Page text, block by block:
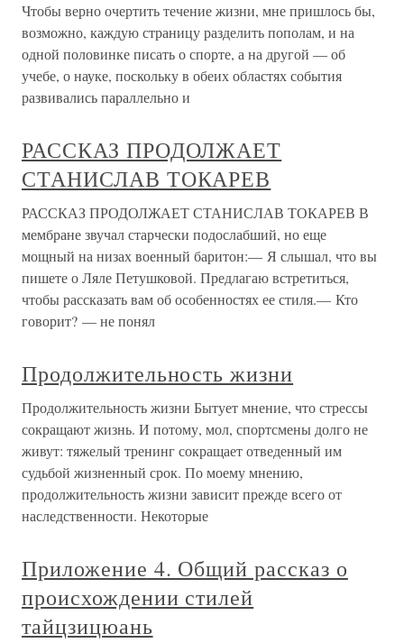
Чтобы верно очертить течение жизни, мне пришлось бы,
возможно, каждую страницу разделить пополам, и на
одной половинке писать о спорте, а на другой — об
учебе, о науке, поскольку в обеих областях события
развивались параллельно и
РАССКАЗ ПРОДОЛЖАЕТ
СТАНИСЛАВ ТОКАРЕВ
РАССКАЗ ПРОДОЛЖАЕТ СТАНИСЛАВ ТОКАРЕВ В
мембране звучал старчески подослабший, но еще
мощный на низах военный баритон:— Я слышал, что вы
пишете о Ляле Петушковой. Предлагаю встретиться,
чтобы рассказать вам об особенностях ее стиля.— Кто
говорит? — не понял
Продолжительность жизни
Продолжительность жизни Бытует мнение, что стрессы
сокращают жизнь. И потому, мол, спортсмены долго не
живут: тяжелый тренинг сокращает отведенный им
судьбой жизненный срок. По моему мнению,
продолжительность жизни зависит прежде всего от
наследственности. Некоторые
Приложение 4. Общий рассказ о
происхождении стилей
тайцзицюань